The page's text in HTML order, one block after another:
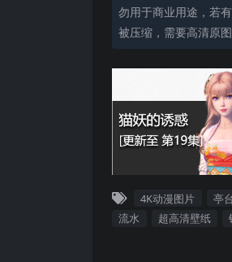
勿用于商业用途，若
被压缩，需要高清原图
4K动漫图片 亭
流水
超高清壁纸